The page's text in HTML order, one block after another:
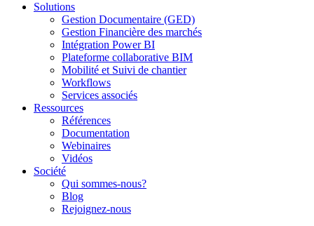
Solutions
Gestion Documentaire (GED)
Gestion Financière des marchés
Intégration Power BI
Plateforme collaborative BIM
Mobilité et Suivi de chantier
Workflows
Services associés
Ressources
Références
Documentation
Webinaires
Vidéos
Société
Qui sommes-nous?
Blog
Rejoignez-nous